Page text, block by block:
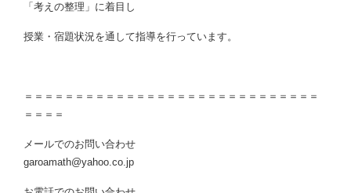
「考えの整理」に着目し
授業・宿題状況を通して指導を行っています。
＝＝＝＝＝＝＝＝＝＝＝＝＝＝＝＝＝＝＝＝＝＝＝＝＝＝＝＝＝
＝＝＝＝
メールでのお問い合わせ
garoamath@yahoo.co.jp